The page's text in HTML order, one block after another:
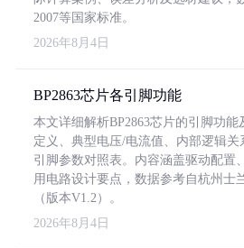
2007等国家标准。
2026年8月4日
BP2863芯片各引脚功能
本文详细解析BP2863芯片的引脚功
定义、典型电压/电流值、内部逻辑
引脚参数对照表。内容涵盖驱动配置
用电路设计要点，数据参考自杭州士
（版本V1.2）。
2026年8月4日